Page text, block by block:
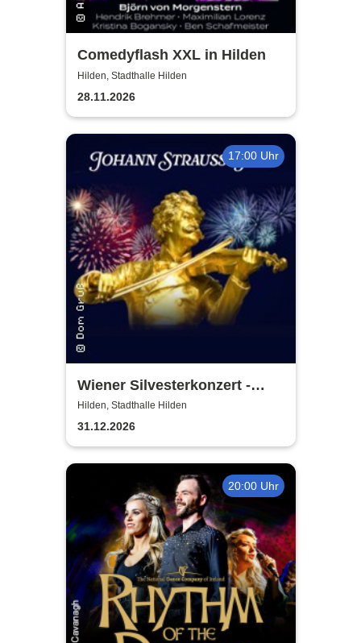
Comedyflash XXL in Hilden
Hilden, Stadthalle Hilden
28.11.2026
17:00 Uhr
Wiener Silvesterkonzert -
Wiener Neujahrskonzert
Hilden, Stadthalle Hilden
31.12.2026
20:00 Uhr